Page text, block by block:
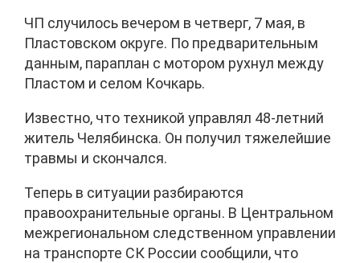
ЧП случилось вечером в четверг, 7 мая, в
Пластовском округе. По предварительным
данным, параплан с мотором рухнул между
Пластом и селом Кочкарь.
Известно, что техникой управлял 48-летний
житель Челябинска. Он получил тяжелейшие
травмы и скончался.
Теперь в ситуации разбираются
правоохранительные органы. В Центральном
межрегиональном следственном управлении
на транспорте СК России сообщили, что